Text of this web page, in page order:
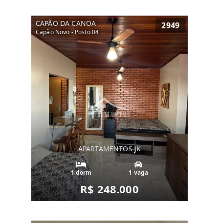
CAPÃO DA CANOA
Capão Novo - Posto 04
2949
APARTAMENTOS JK
1 dorm 1 vaga
R$ 248.000